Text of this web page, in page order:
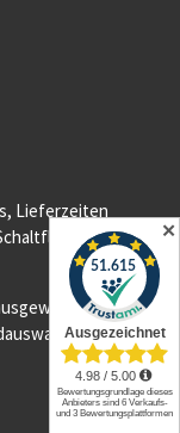
Lieferzeiten
im
✕